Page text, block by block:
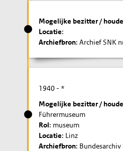
Mogelijke bezitter /
Locatie:
Archiefbron: Archief SNK
1940 - *
Mogelijke bezitter /
Führermuseum
Rol: museum
Locatie: Linz
Archiefbron: